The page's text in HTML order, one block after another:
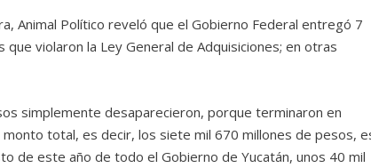
Animal Político reveló que el Gobierno Federal entregó 7
violaron la Ley General de Adquisiciones; en otras
simplemente desaparecieron, porque terminaron en
total, es decir, los siete mil 670 millones de pesos,
de este año de todo el Gobierno de Yucatán, unos 40 mil